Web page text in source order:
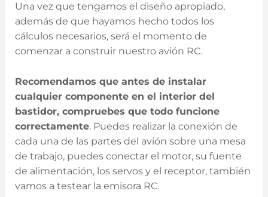
Una vez que tengamos el diseño apropiado,
además de que hayamos hecho todos los
cálculos necesarios, será el momento de
comenzar a construir nuestro avión RC.
Recomendamos que antes de instalar
cualquier componente en el interior del
bastidor, compruebes que todo funcione
correctamente. Puedes realizar la conexión de
cada una de las partes del avión sobre una mesa
de trabajo, puedes conectar el motor, su fuente
de alimentación, los servos y el receptor, también
vamos a testear la emisora RC.